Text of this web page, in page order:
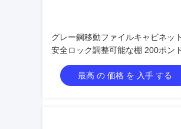
グレー鋼移動ファイルキャビネッ
安全ロック調整可能な棚 200ポンド
量容量
最高 の 価格 を 入手 する